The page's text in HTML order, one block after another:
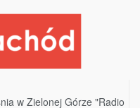
w Zielonej Górze "Radio